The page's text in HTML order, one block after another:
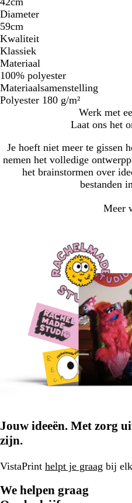
Diameter
59cm
Kwaliteit
Klassiek
Materiaal
100% polyester
Materiaalsamenstelling
Polyester 180 g/m²
Werk met
Laat ons het
Je hoeft niet meer te gissen
nemen het volledige
het brainstormen over
bestanden
Meer
Jouw ideeën. Met zorg
zijn.
VistaPrint helpt je graag bij
We helpen graag